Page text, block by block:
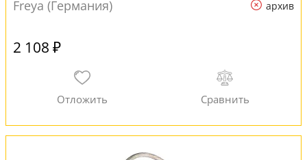
Freya (Германия) архив
2 108 ₽